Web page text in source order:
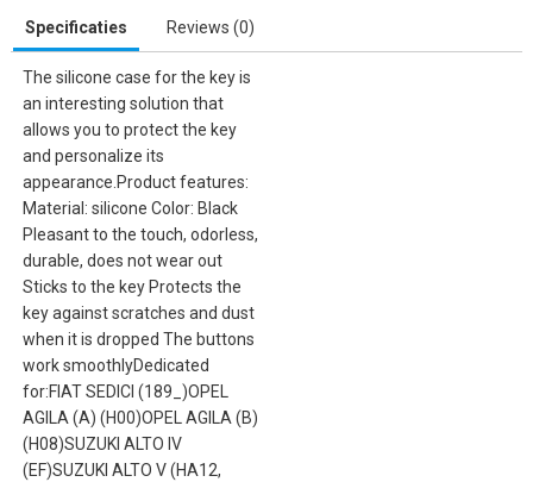
Specificaties Reviews (0)
The silicone case for the key is
an interesting solution that
allows you to protect the key
and personalize its
appearance.Product features:
Material: silicone Color: Black
Pleasant to the touch, odorless,
durable, does not wear out
Sticks to the key Protects the
key against scratches and dust
when it is dropped The buttons
work smoothlyDedicated
for:FIAT SEDICI (189_)OPEL
AGILA (A) (H00)OPEL AGILA (B)
(H08)SUZUKI ALTO IV
(EF)SUZUKI ALTO V (HA12,